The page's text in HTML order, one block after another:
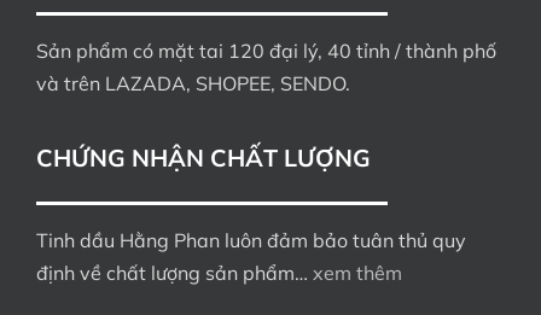
Sản phẩm có mặt tai 120 đại lý, 40 tỉnh / thành phố
và trên LAZADA, SHOPEE, SENDO.
CHỨNG NHẬN CHẤT LƯỢNG
Tinh dầu Hằng Phan luôn đảm bảo tuân thủ quy
định về chất lượng sản phẩm… xem thêm